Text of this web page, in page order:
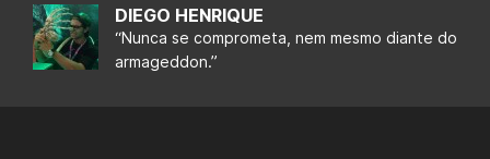
DIEGO HENRIQUE
“Nunca se comprometa, nem mesmo diante do
armageddon.”